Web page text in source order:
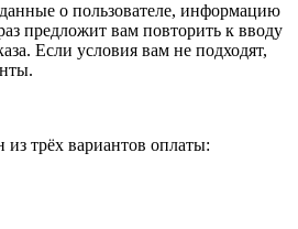
о пользователе, информацию
предложит вам повторить к вводу
Если условия вам не подходят,
трёх вариантов оплаты: